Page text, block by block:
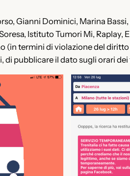
Gianni Dominici, Marina
Istituto Tumori Mi, Raplay,
(in termini di violazione del
pubblicare il dato sugli orari